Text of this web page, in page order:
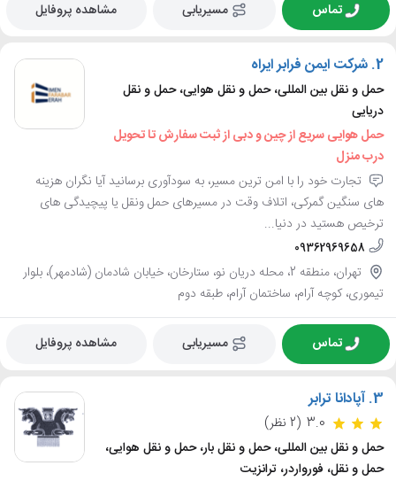
تماس مسیریابی مشاهده پروفایل
2. شرکت ایمن فرابر ایراه
حمل و نقل بین المللی، حمل و نقل هوایی، حمل و نقل
دریایی
حمل هوایی سریع از چین و دبی از ثبت سفارش تا تحویل
درب منزل
تجارت خود را با امن ترین مسیر، به سودآوری برسانید آیا نگران هزینه
های سنگین گمرکی، اتلاف وقت در مسیرهای حمل ونقل یا پیچیدگی های
ترخیص هستید در دنیا...
09362969658
تهران، منطقه 2، محله دریان نو، ستارخان، خیابان شادمان (شادمهر)، بلوار
تیموری، کوچه آرام، ساختمان آرام، طبقه دوم
تماس مسیریابی مشاهده پروفایل
3. آپادانا ترابر
3.0 (2 نظر)
حمل و نقل بین المللی، حمل و نقل بار، حمل و نقل هوایی،
حمل و نقل، فورواردر، ترانزیت